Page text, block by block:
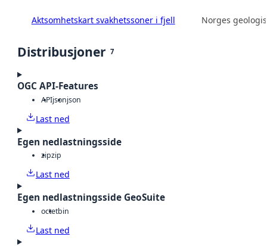
Aktsomhetskart svakhetssoner i fjell Norges
Distribusjoner 7
OGC API-Features
APIjsonjson
Last ned
Egen nedlastningsside
zipzip
Last ned
Egen nedlastningsside GeoSuite
octetbin
Last ned